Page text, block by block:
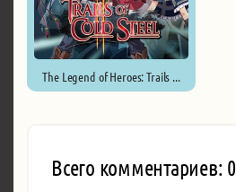
The Legend of Heroes: Trails ...
Всего комментариев: 0